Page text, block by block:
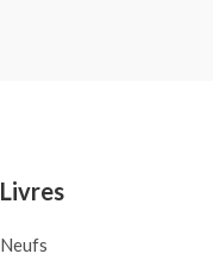
Livres
Neufs